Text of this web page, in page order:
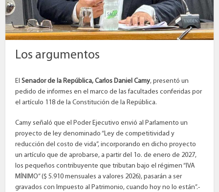
Los argumentos
ElSenador de la República, Carlos Daniel Camy, presentó un
pedido de informes en el marco de las facultades conferidas por
el artículo 118 de la Constitución de la República.
Camy señaló que el Poder Ejecutivo envió al Parlamento un
proyecto de ley denominado “Ley de competitividad y
reducción del costo de vida”, incorporando en dicho proyecto
un artículo que de aprobarse, a partir del 1o. de enero de 2027,
los pequeños contribuyente que tributan bajo el régimen “IVA
MÍNIMO” ($ 5.910 mensuales a valores 2026), pasarán a ser
gravados con Impuesto al Patrimonio, cuando hoy no lo están”.-